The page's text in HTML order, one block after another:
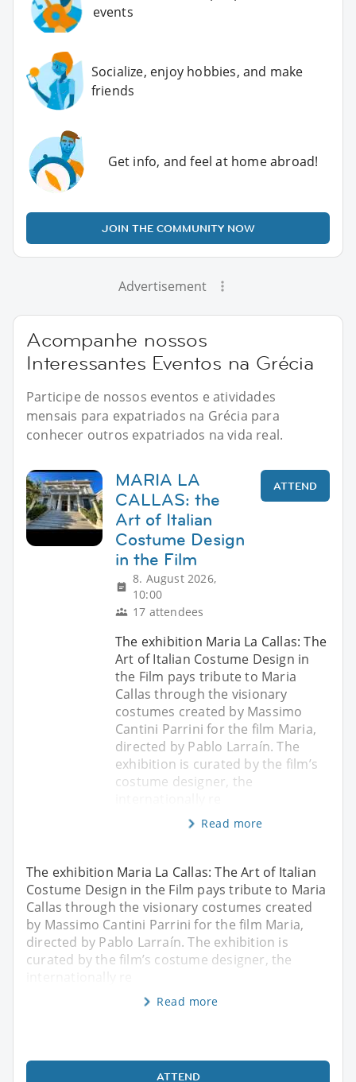
events
Socialize, enjoy hobbies, and make
friends
Get info, and feel at home abroad!
JOIN THE COMMUNITY NOW
Advertisement
Acompanhe nossos
Interessantes Eventos na Grécia
Participe de nossos eventos e atividades
mensais para expatriados na Grécia para
conhecer outros expatriados na vida real.
MARIA LA
CALLAS: the
Art of Italian
Costume Design
in the Film
8. August 2026,
10:00
17 attendees
ATTEND
The exhibition Maria La Callas: The
Art of Italian Costume Design in
the Film pays tribute to Maria
Callas through the visionary
costumes created by Massimo
Cantini Parrini for the film Maria,
directed by Pablo Larraín. The
exhibition is curated by the film’s
costume designer, the
Read more
The exhibition Maria La Callas: The Art of Italian
Costume Design in the Film pays tribute to Maria
Callas through the visionary costumes created
by Massimo Cantini Parrini for the film Maria,
directed by Pablo Larraín. The exhibition is
curated by the film’s costume designer, the
Read more
ATTEND